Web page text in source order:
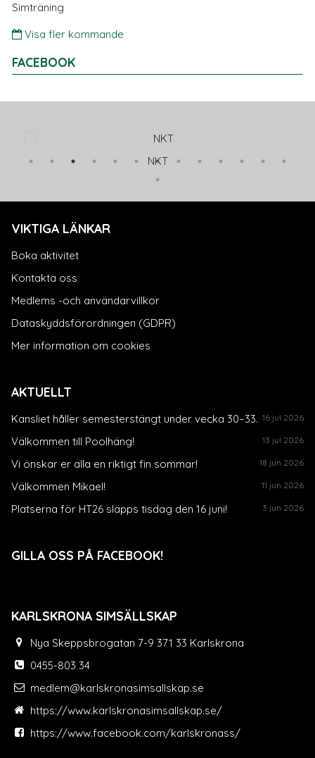
Simträning
Visa fler kommande
FACEBOOK
NKT
VIKTIGA LÄNKAR
Boka aktivitet
Kontakta oss
Medlems -och användarvillkor
Dataskyddsförordningen (GDPR)
Mer information om cookies
AKTUELLT
Kansliet håller semesterstängt under vecka 30–33. 16 jul 2026
Välkommen till Poolhäng! 13 jul 2026
Vi önskar er alla en riktigt fin sommar! 18 jun 2026
Välkommen Mikael! 11 jun 2026
Platserna för HT26 släpps tisdag den 16 juni! 3 jun 2026
GILLA OSS PÅ FACEBOOK!
KARLSKRONA SIMSÄLLSKAP
Nya Skeppsbrogatan 7-9 371 33 Karlskrona
0455-803 34
medlem@karlskronasimsallskap.se
https://www.karlskronasimsallskap.se/
https://www.facebook.com/karlskronass/